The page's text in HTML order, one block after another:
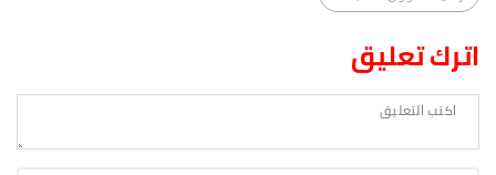
اترك تعليق